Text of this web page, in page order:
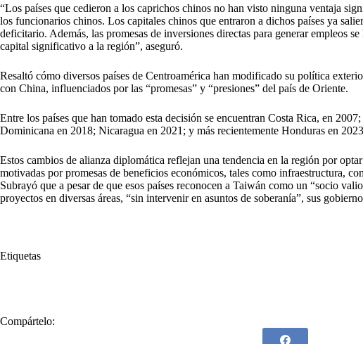
“Los países que cedieron a los caprichos chinos no han visto ninguna ventaja
los funcionarios chinos. Los capitales chinos que entraron a dichos países ya
deficitario. Además, las promesas de inversiones directas para generar empleos
capital significativo a la región”, aseguró.
Resaltó cómo diversos países de Centroamérica han modificado su política
con China, influenciados por las “promesas” y “presiones” del país de Oriente.
Entre los países que han tomado esta decisión se encuentran Costa Rica, en
Dominicana en 2018; Nicaragua en 2021; y más recientemente Honduras en
Estos cambios de alianza diplomática reflejan una tendencia en la región por
motivadas por promesas de beneficios económicos, tales como infraestructura,
Subrayó que a pesar de que esos países reconocen a Taiwán como un “socio
proyectos en diversas áreas, “sin intervenir en asuntos de soberanía”, sus
Etiquetas
Compártelo: